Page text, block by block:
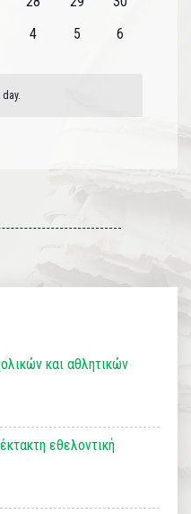
0
4
0
5
0
6
και αθλητικών
εθελοντική